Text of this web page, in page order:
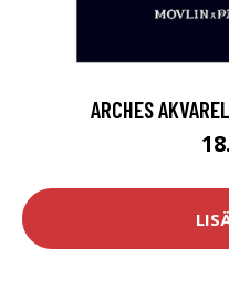
ARCHES